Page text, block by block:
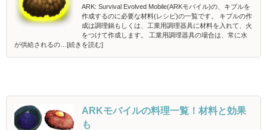
ARK: Survival Evolved Mobile(ARKモバイル)の、キブルを
作成するのに必要な材料(レシピ)の一覧です。 キブルの作
成は調理鍋もしくは、工業用調理器具に材料を入れて、火
をつけて作成します。 工業用調理器具の場合は、常に水
が供給されるの…[続きを読む]
ARKモバイルの料理一覧！材料と効果
も